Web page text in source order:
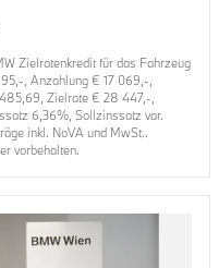
Zielratenkredit für das Fahrzeug
,-, Anzahlung € 17 069 ,-,
485,69 , Zielrate € 28 447,-,
6,36%, Sollzinssatz var.
inkl. NoVA und MwSt..
vorbehalten.